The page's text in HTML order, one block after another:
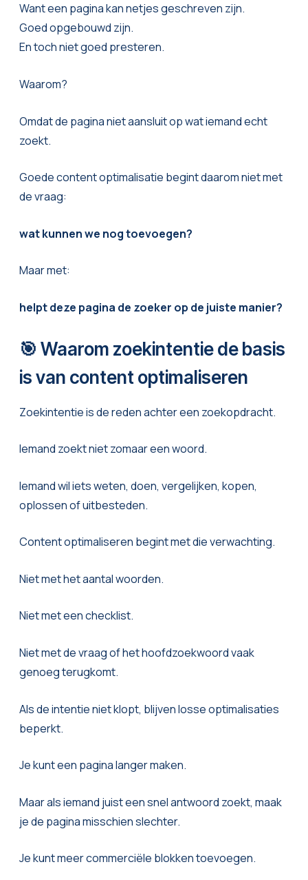
Want een pagina kan netjes geschreven zijn.
Goed opgebouwd zijn.
En toch niet goed presteren.
Waarom?
Omdat de pagina niet aansluit op wat iemand echt
zoekt.
Goede content optimalisatie begint daarom niet met
de vraag:
wat kunnen we nog toevoegen?
Maar met:
helpt deze pagina de zoeker op de juiste manier?
🎯 Waarom zoekintentie de basis
is van content optimaliseren
Zoekintentie is de reden achter een zoekopdracht.
Iemand zoekt niet zomaar een woord.
Iemand wil iets weten, doen, vergelijken, kopen,
oplossen of uitbesteden.
Content optimaliseren begint met die verwachting.
Niet met het aantal woorden.
Niet met een checklist.
Niet met de vraag of het hoofdzoekwoord vaak
genoeg terugkomt.
Als de intentie niet klopt, blijven losse optimalisaties
beperkt.
Je kunt een pagina langer maken.
Maar als iemand juist een snel antwoord zoekt, maak
je de pagina misschien slechter.
Je kunt meer commerciële blokken toevoegen.